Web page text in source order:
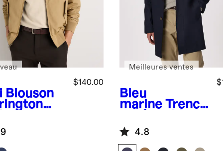
Blouson
à
$140.00
Bleu
marine Trench
extensible
Meilleures ventes
4.8